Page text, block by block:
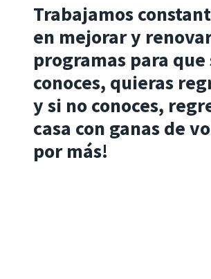
Trabajamos
en mejorar y
programas para que
conoces, quieras
y si no conoces,
casa con ganas de
por más!